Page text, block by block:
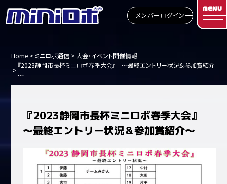
メンバーログイン
MENU
Home ミニロボ通信
大会・イベント開催情報
『2023静岡市長杯ミニロボ春季大会』 ～最終エントリー状況＆参加賞紹介
～
『2023静岡市長杯ミニロボ春季大会』
～最終エントリー状況＆参加賞紹介～